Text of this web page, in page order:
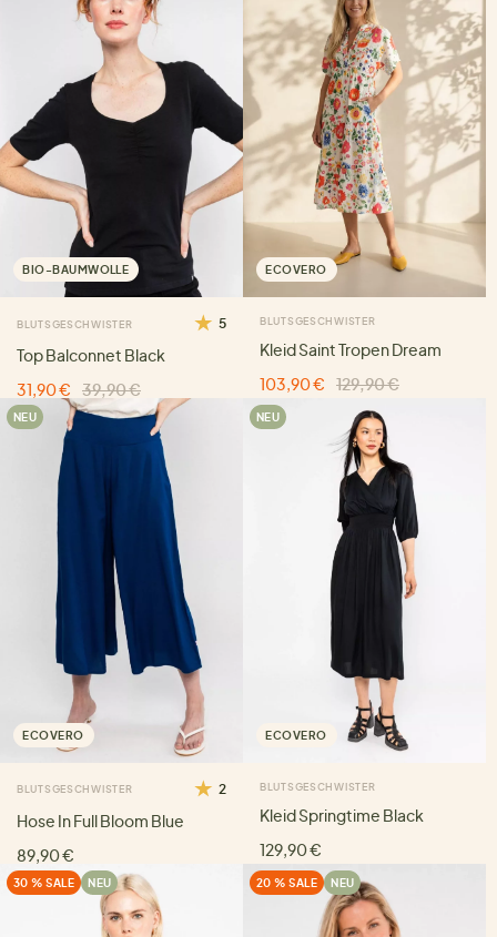
BIO-BAUMWOLLE
BLUTSGESCHWISTER 5
Top Balconnet Black
31,90 €
39,90 €
ECOVERO
BLUTSGESCHWISTER
Kleid Saint Tropen Dream
103,90 €
129,90 €
NEU
ECOVERO
BLUTSGESCHWISTER 2
Hose In Full Bloom Blue
89,90 €
NEU
ECOVERO
BLUTSGESCHWISTER
Kleid Springtime Black
129,90 €
30 % SALE NEU 20 % SALE NEU